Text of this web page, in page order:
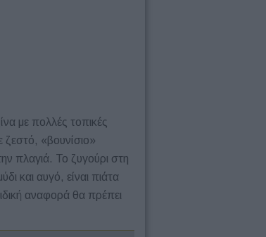
με πολλές τοπικές
ζεστό, «βουνίσιο»
πλαγιά. Το ζυγούρι στη
και αυγό, είναι πιάτα
αναφορά θα πρέπει